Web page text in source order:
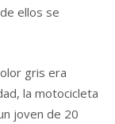
ellos se
gris era
la motocicleta
joven de 20